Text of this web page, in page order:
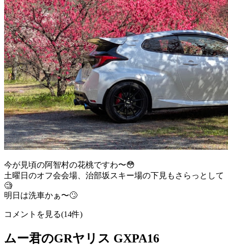
今が見頃の阿智村の花桃ですわ〜😳
土曜日のオフ会会場、治部坂スキー場の下見もさらっとして
🧐
明日は洗車かぁ〜🙄
コメントを見る(14件)
ムー君のGRヤリス GXPA16